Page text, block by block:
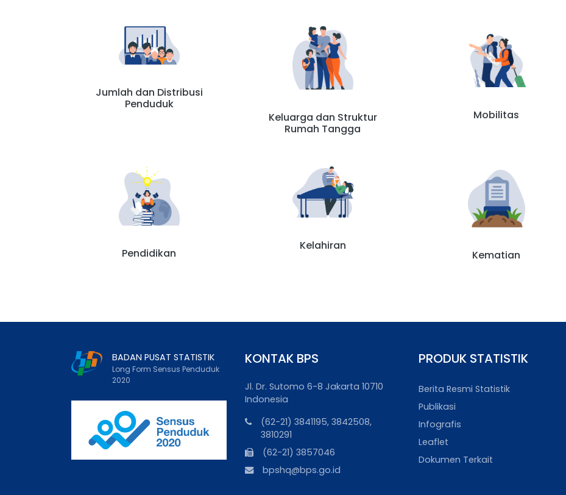
Jumlah dan Distribusi
Penduduk
Keluarga dan Struktur
Rumah Tangga
Mobilitas
Pendidikan
Kelahiran
Kematian
BADAN PUSAT STATISTIK
Long Form Sensus Penduduk
2020
KONTAK BPS
Jl. Dr. Sutomo 6-8 Jakarta 10710
Indonesia
(62-21) 3841195, 3842508,
3810291
(62-21) 3857046
bpshq@bps.go.id
PRODUK STATISTIK
Berita Resmi Statistik
Publikasi
Infografis
Leaflet
Dokumen Terkait